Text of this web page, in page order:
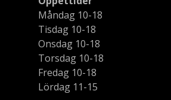
Måndag 10-18
Tisdag 10-18
Onsdag 10-18
Torsdag 10-18
Fredag 10-18
Lördag 11-15